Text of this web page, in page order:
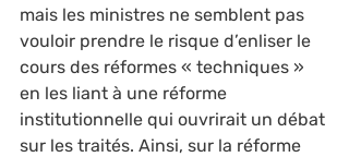
mais les ministres ne semblent pas
vouloir prendre le risque d’enliser le
cours des réformes « techniques »
en les liant à une réforme
institutionnelle qui ouvrirait un débat
sur les traités. Ainsi, sur la réforme